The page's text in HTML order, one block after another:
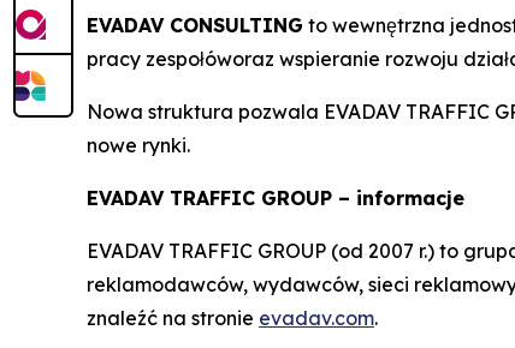
EVADAV CONSULTING to wewnętrzna
pracy zespołóworaz wspieranie rozwoju
Nowa struktura pozwala EVADAV TRAFFIC
nowe rynki.
EVADAV TRAFFIC GROUP – informacje
EVADAV TRAFFIC GROUP (od 2007 r.) to
reklamodawców, wydawców, sieci
znaleźć na stronie evadav.com.